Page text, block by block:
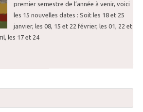
premier semestre de l’année à venir, voici
les 15 nouvelles dates : Soit les 18 et 25
janvier, les 08, 15 et 22 février, les 01, 22 et
les 17 et 24